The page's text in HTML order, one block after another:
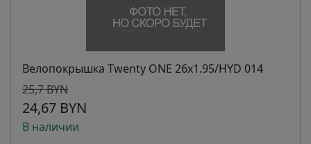
Велопокрышка Twenty ONE 26x1.95/HYD 014
25,7 BYN
24,67 BYN
В наличии